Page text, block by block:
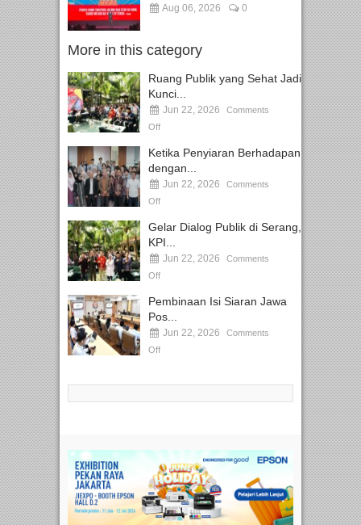
Aug 06, 2026 0
More in this category
Ruang Publik yang Sehat Jadi
Kunci...
Jun 22, 2026
Comments
Off
Ketika Penyiaran Berhadapan
dengan...
Jun 22, 2026
Comments
Off
Gelar Dialog Publik di Serang,
KPI...
Jun 22, 2026
Comments
Off
Pembinaan Isi Siaran Jawa
Pos...
Jun 22, 2026
Comments
Off